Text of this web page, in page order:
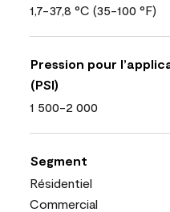
1,7-37,8 °C (35-100 °F)
Pression pour
(PSI)
1 500-2 000
Segment
Résidentiel
Commercial